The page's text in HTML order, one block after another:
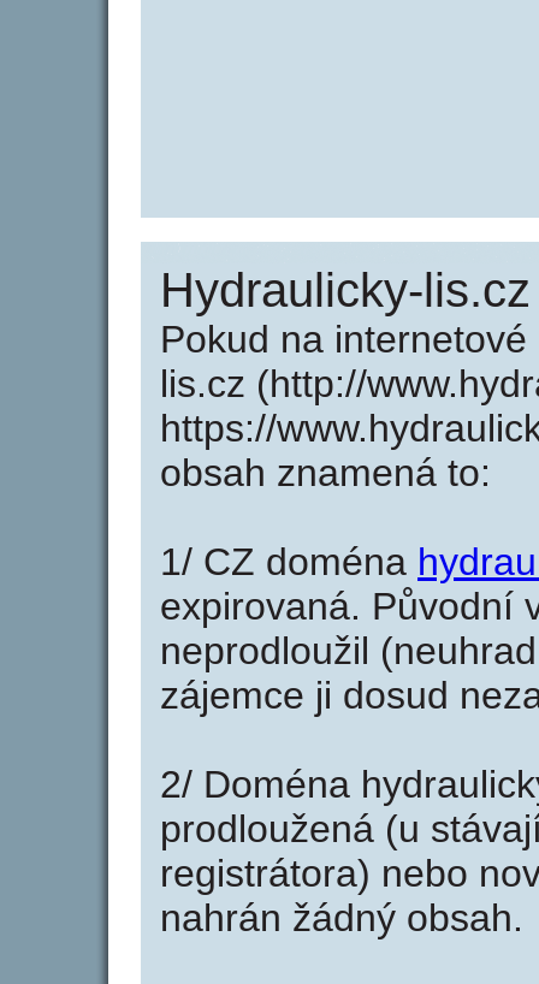
Hydraulicky-lis.cz
Pokud na
lis.cz (http://
https://
obsah znamená to:
1/ CZ doména
expirovaná. Původní
neprodloužil
zájemce ji dosud
2/ Doména
prodloužená (u
registrátora) nebo
nahrán žádný obsah.